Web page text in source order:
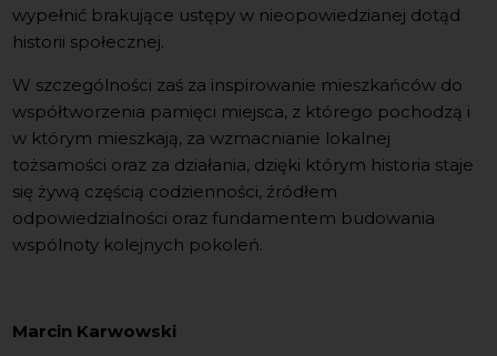
wypełnić brakujące ustępy w nieopowiedzianej dotąd
historii społecznej.
W szczególności zaś za inspirowanie mieszkańców do
współtworzenia pamięci miejsca, z którego pochodzą i
w którym mieszkają, za wzmacnianie lokalnej
tożsamości oraz za działania, dzięki którym historia staje
się żywą częścią codzienności, źródłem
odpowiedzialności oraz fundamentem budowania
wspólnoty kolejnych pokoleń.
Marcin Karwowski